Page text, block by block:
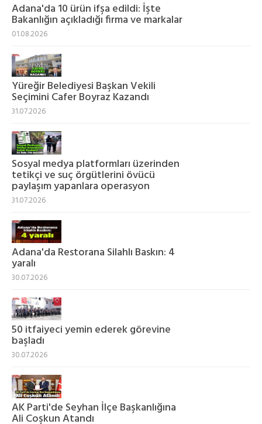
Adana'da 10 ürün ifşa edildi: İşte
Bakanlığın açıkladığı firma ve markalar
01.08.2026
Yüreğir Belediyesi Başkan Vekili
Seçimini Cafer Boyraz Kazandı
31.07.2026
Sosyal medya platformları üzerinden
tetikçi ve suç örgütlerini övücü
paylaşım yapanlara operasyon
31.07.2026
Adana'da Restorana Silahlı Baskın: 4
yaralı
30.07.2026
50 itfaiyeci yemin ederek görevine
başladı
30.07.2026
AK Parti'de Seyhan İlçe Başkanlığına
Ali Coşkun Atandı